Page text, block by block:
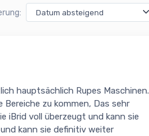
hauptsächlich Rupes Maschinen.
Bereiche zu kommen, Das sehr
iBrid voll überzeugt und kann sie
kann sie definitiv weiter